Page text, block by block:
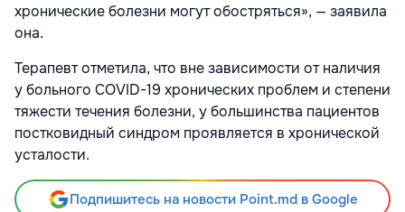
хронические болезни могут обостряться», — заявила
она.
Терапевт отметила, что вне зависимости от наличия
у больного COVID-19 хронических проблем и степени
тяжести течения болезни, у большинства пациентов
постковидный синдром проявляется в хронической
усталости.
Подпишитесь на новости Point.md в Google